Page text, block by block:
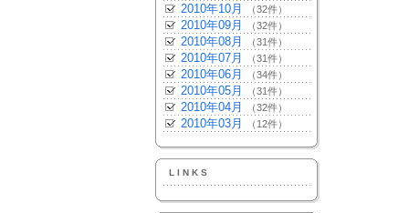
2010年10月 （32件）
2010年09月 （32件）
2010年08月 （31件）
2010年07月 （31件）
2010年06月 （34件）
2010年05月 （31件）
2010年04月 （32件）
2010年03月 （12件）
LINKS